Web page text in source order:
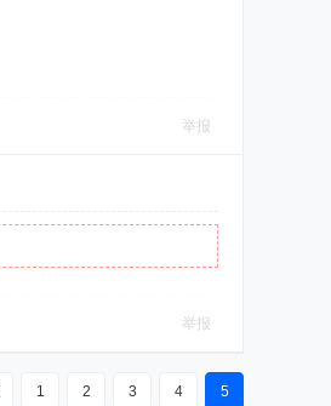
举报
举报
1 2 3 4 5